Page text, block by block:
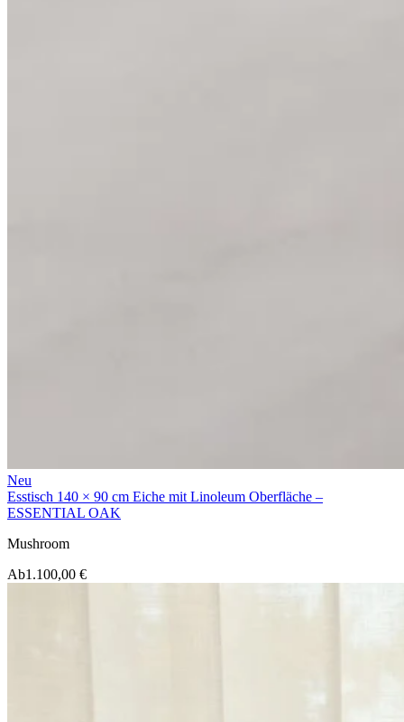
Neu
Esstisch 140 × 90 cm Eiche mit Linoleum Oberfläche –
ESSENTIAL OAK
Mushroom
Ab1.100,00 €